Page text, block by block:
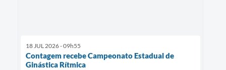
18 JUL 2026 - 09h55
Contagem recebe Campeonato Estadual de
Ginástica Rítmica